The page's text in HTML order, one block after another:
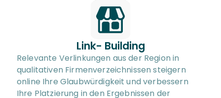
Link- Building
Relevante Verlinkungen aus der Region in
qualitativen Firmenverzeichnissen steigern
online Ihre Glaubwürdigkeit und verbessern
Ihre Platzierung in den Ergebnissen der